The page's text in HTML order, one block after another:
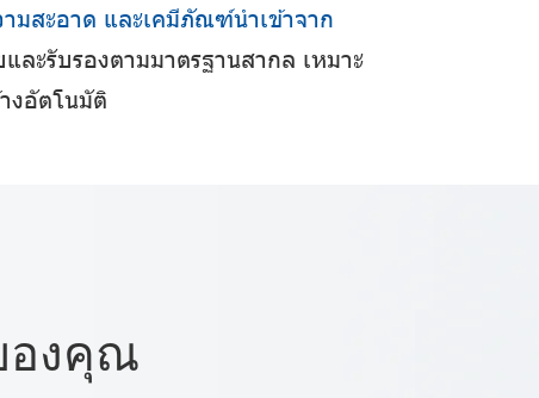
มสะอาด และเคมีภัณฑ์นำเข้าจาก
ละรับรองตามมาตรฐานสากล เหมาะ
งอัตโนมัติ
องคุณ